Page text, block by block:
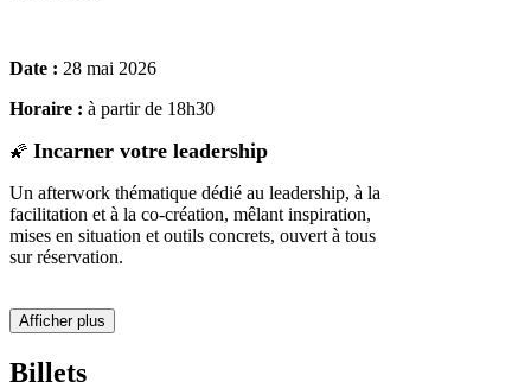
Date : 28 mai 2026
Horaire : à partir de 18h30
🌠 Incarner votre leadership
Un afterwork thématique dédié au leadership, à la
facilitation et à la co-création, mêlant inspiration,
mises en situation et outils concrets, ouvert à tous
sur réservation.
Afficher plus
Billets